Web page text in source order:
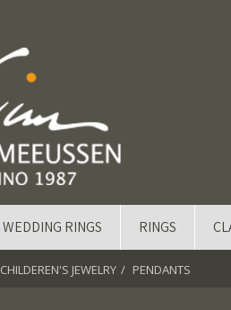
WEDDING RINGS RINGS
CHILDEREN'S JEWELRY PENDANTS